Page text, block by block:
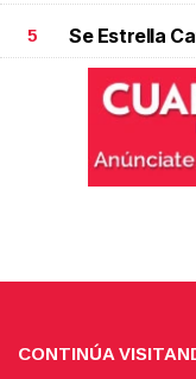
5 Se Estrella
CONTINÚA